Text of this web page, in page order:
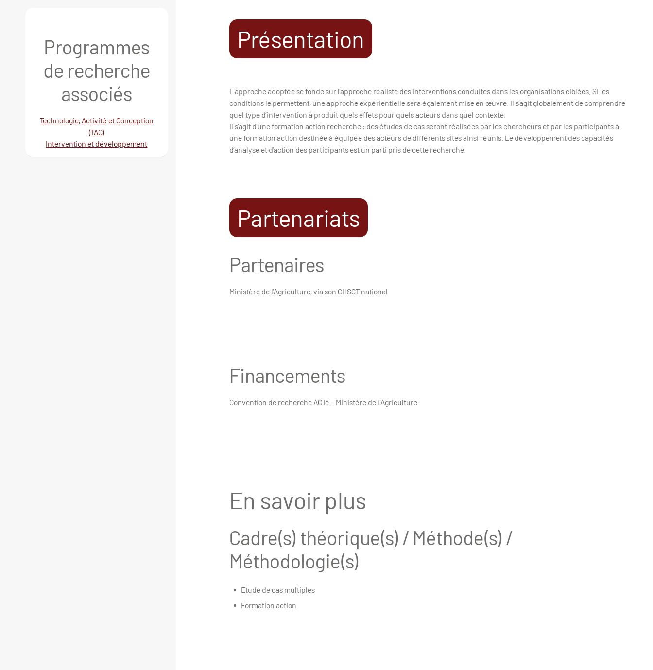
Présentation
L'approche adoptée se fonde sur l’approche réaliste des interventions conduites dans les organisations ciblées. Si les
conditions le permettent, une approche expérientielle sera également mise en œuvre. Il s’agit globalement de comprendre
quel type d’intervention à produit quels effets pour quels acteurs dans quel contexte.
Il s’agit d’une formation action recherche : des études de cas seront réalisées par les chercheurs et par les participants à
une formation action destinée à équipée des acteurs de différents sites ainsi réunis. Le développement des capacités
d’analyse et d’action des participants est un parti pris de cette recherche.
Partenariats
Partenaires
Ministère de l’Agriculture, via son CHSCT national
Financements
Convention de recherche ACTé - Ministère de l'Agriculture
En savoir plus
Cadre(s) théorique(s) / Méthode(s) /
Méthodologie(s)
Etude de cas multiples
Formation action
Programmes
de recherche
associés
Technologie, Activité et Conception
(TAC)
Intervention et développement